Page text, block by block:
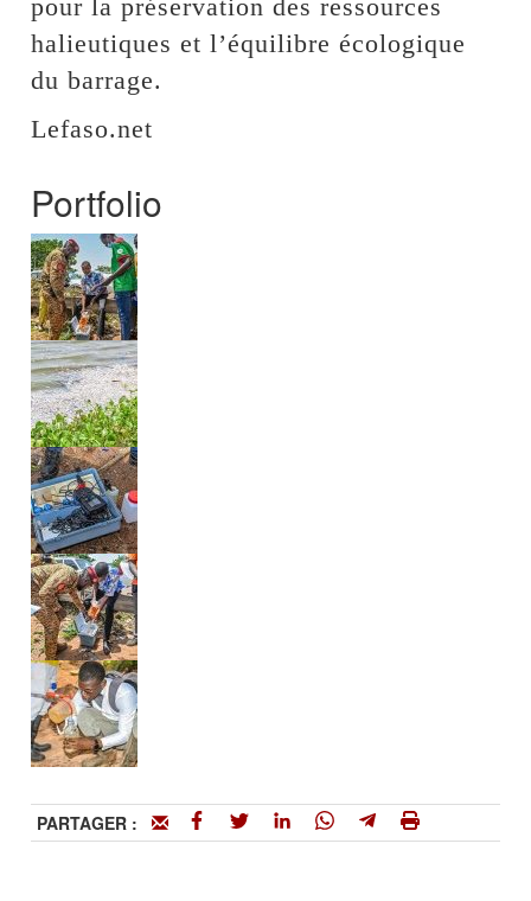
pour la préservation des ressources
halieutiques et l’équilibre écologique
du barrage.
Lefaso.net
Portfolio
PARTAGER :